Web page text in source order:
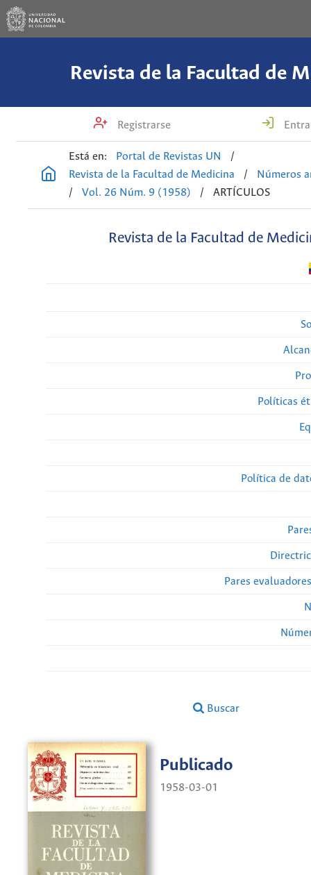
Revista de la Facultad de
Registrarse
Está en: Portal de Revistas UN
/
Revista de la Facultad de Medicina
/
Números
/
Vol. 26 Núm. 9 (1958) / ARTÍCULOS
Revista de la Facultad de
Políticas
Política de
Pares
Buscar
Publicado
1958-03-01